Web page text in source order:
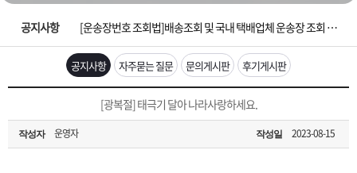
맨
품
은
노
객
마
공지사항 [운송장번호 조회법]배송조회 및 국내 택배업체 운송장 조회 하는법
[ios앱 오픈]아이폰 고객 앱설치 가능합니다.
[무인택배함 이용 안내] 집 밖에 주소로 택배 받기
입금확인이 안되는 상황을 대비해 꼭 입금후 고객센터 연락바랍니다.
공지사항 자주묻는 질문 문의게시판 후기게시판
[광복절] 태극기 달아 나라사랑하세요.
작성자 운영자 작성일 2023-08-15